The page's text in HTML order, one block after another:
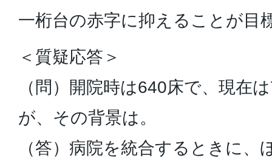
一桁台の赤字に抑えることが目
＜質疑応答＞
（問）開院時は640床で、現在
が、その背景は。
（答）病院を統合するときに、